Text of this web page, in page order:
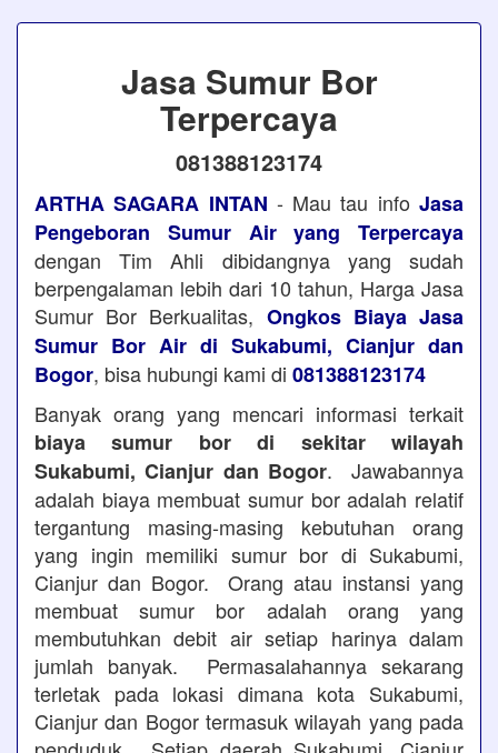
Jasa Sumur Bor
Terpercaya
081388123174
ARTHA SAGARA INTAN - Mau tau infoJasa
Pengeboran Sumur Air yang Terpercaya
dengan Tim Ahli dibidangnya yang sudah
berpengalaman lebih dari 10 tahun, Harga Jasa
Sumur Bor Berkualitas, Ongkos Biaya Jasa
Sumur Bor Air di Sukabumi, Cianjur dan
Bogor, bisa hubungi kami di 081388123174
Banyak orang yang mencari informasi terkait
biaya sumur bor di sekitar wilayah
Sukabumi, Cianjur dan Bogor. Jawabannya
adalah biaya membuat sumur bor adalah relatif
tergantung masing-masing kebutuhan orang
yang ingin memiliki sumur bor di Sukabumi,
Cianjur dan Bogor. Orang atau instansi yang
membuat sumur bor adalah orang yang
membutuhkan debit air setiap harinya dalam
jumlah banyak. Permasalahannya sekarang
terletak pada lokasi dimana kota Sukabumi,
Cianjur dan Bogor termasuk wilayah yang pada